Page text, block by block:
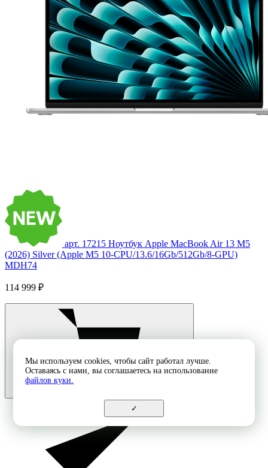
арт. 17215 Ноутбук Apple MacBook Air 13 M5
(2026) Silver (Apple M5 10-CPU/13.6/16Gb/512Gb/8-GPU)
MDH74
114 999 ₽
Мы используем cookies, чтобы сайт работал лучше.
Оставаясь с нами, вы соглашаетесь на использование
файлов куки.
✓